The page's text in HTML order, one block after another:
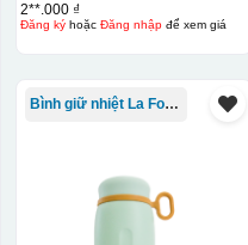
2**.000 ₫
Đăng kýhoặc Đăng nhậpđể xem giá
Bình giữ nhiệt La Fonte